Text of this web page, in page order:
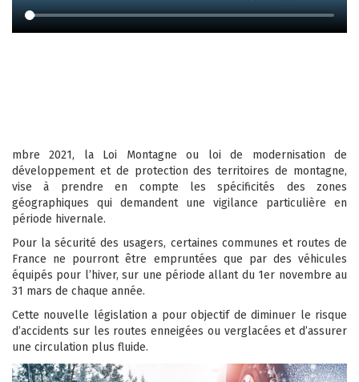
mbre 2021, la Loi Montagne ou loi de modernisation de
développement et de protection des territoires de montagne,
vise à prendre en compte les spécificités des zones
géographiques qui demandent une vigilance particulière en
période hivernale.
Pour la sécurité des usagers, certaines communes et routes de
France ne pourront être empruntées que par des véhicules
équipés pour l’hiver, sur une période allant du 1er novembre au
31 mars de chaque année.
Cette nouvelle législation a pour objectif de diminuer le risque
d’accidents sur les routes enneigées ou verglacées et d’assurer
une circulation plus fluide.